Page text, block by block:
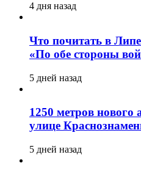
4 дня назад
Что почитать в
«По обе стороны
5 дней назад
1250 метров нового
улице
5 дней назад